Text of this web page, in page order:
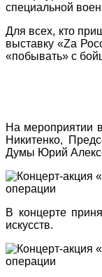
специальной
Для всех, кто
выставку «Zа
«побывать» с
На мероприятии
Никитенко,
Думы Юрий
В концерте
искусств.